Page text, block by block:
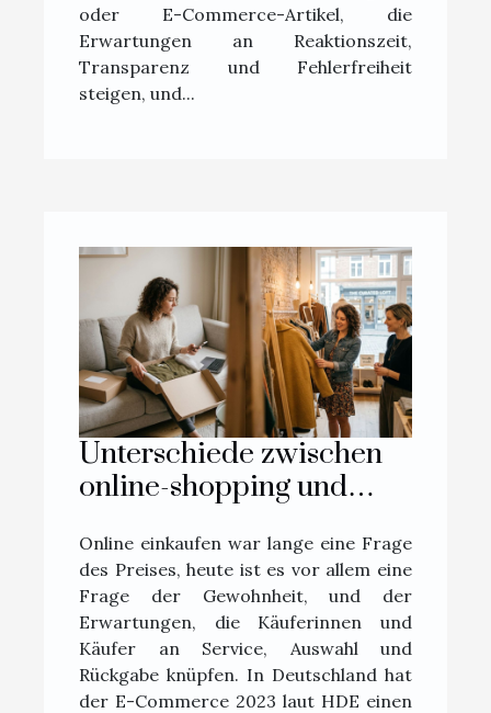
oder E-Commerce-Artikel, die
Erwartungen an Reaktionszeit,
Transparenz und Fehlerfreiheit
steigen, und...
Unterschiede zwischen
online-shopping und
erster hand erklärt
Online einkaufen war lange eine Frage
des Preises, heute ist es vor allem eine
Frage der Gewohnheit, und der
Erwartungen, die Käuferinnen und
Käufer an Service, Auswahl und
Rückgabe knüpfen. In Deutschland hat
der E-Commerce 2023 laut HDE einen